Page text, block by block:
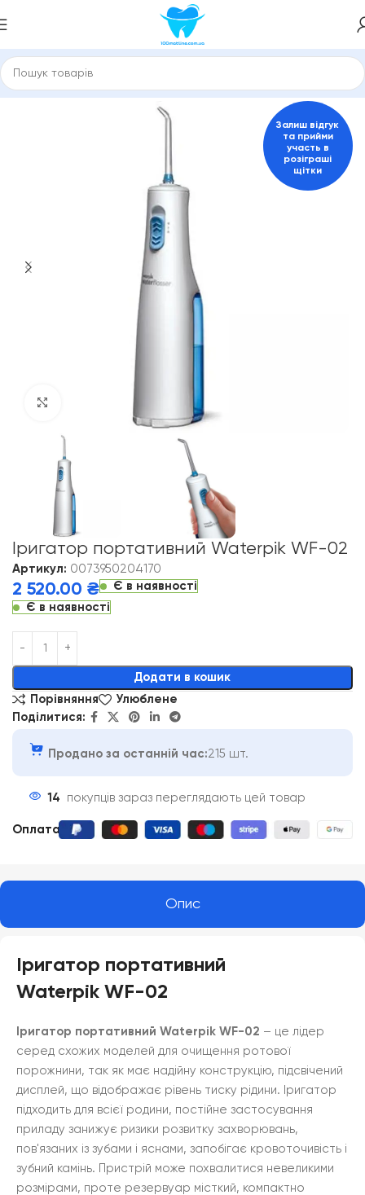
Іригатори стаціонарні і портативні Портативні іригатори
Click to enlarge
Залиш відгук
та прийми
участь в
розіграші
щітки
Іригатор портативний Waterpik WF-02
Артикул: 0073950204170
2 520.00 ₴
Є в наявності
Є в наявності
Додати в кошик
Alternative:
Порівняння
Улюблене
Поділитися:
Продано за останній час:215 шт.
14 покупців зараз переглядають цей товар
Оплата
Опис
Іригатор портативний
Waterpik WF-02
Іригатор портативний Waterpik WF-02 – це лідер
серед схожих моделей для очищення ротової
порожнини, так як має надійну конструкцію, підсвічений
дисплей, що відображає рівень тиску рідини. Іригатор
підходить для всієї родини, постійне застосування
приладу занижує ризики розвитку захворювань,
пов'язаних із зубами і яснами, запобігає кровоточивість і
зубний камінь. Пристрій може похвалитися невеликими
розмірами, проте резервуар місткий, компактно